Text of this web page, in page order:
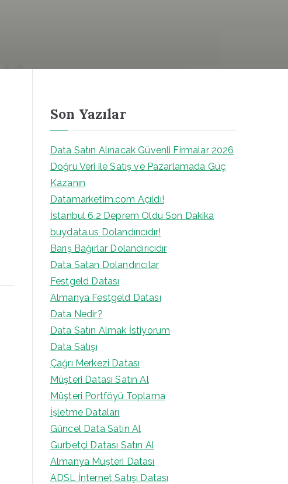
Son Yazılar
Data Satın Alınacak Güvenli Firmalar 2026
Doğru Veri ile Satış ve Pazarlamada Güç
Kazanın
Datamarketim.com Açıldı!
İstanbul 6.2 Deprem Oldu Son Dakika
buydata.us Dolandırıcıdır!
Barış Bağırlar Dolandırıcıdır
Data Satan Dolandırıcılar
Festgeld Datası
Almanya Festgeld Datası
Data Nedir?
Data Satın Almak İstiyorum
Data Satışı
Çağrı Merkezi Datası
Müşteri Datası Satın Al
Müşteri Portföyü Toplama
İşletme Dataları
Güncel Data Satın Al
Gurbetçi Datası Satın Al
Almanya Müşteri Datası
ADSL İnternet Satışı Datası